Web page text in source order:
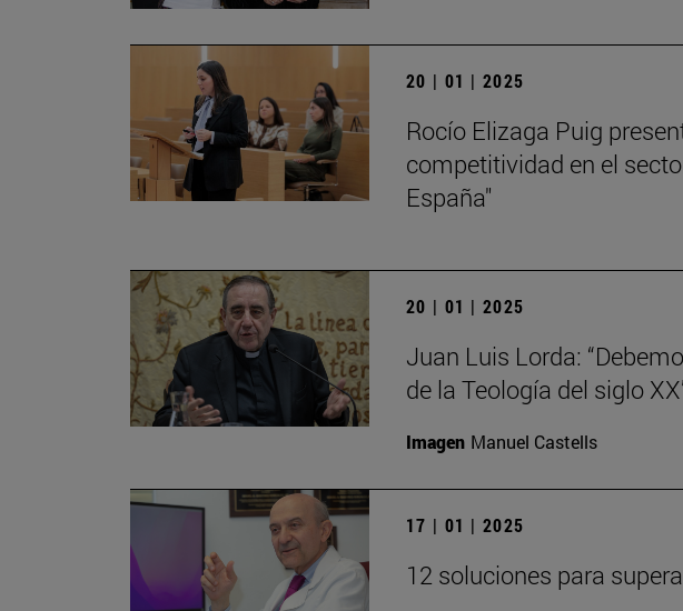
20 | 01 | 2025
Rocío Elizaga Puig
competitividad en el
España"
20 | 01 | 2025
Juan Luis Lorda:
de la Teología del siglo
Imagen Manuel Castells
17 | 01 | 2025
12 soluciones para